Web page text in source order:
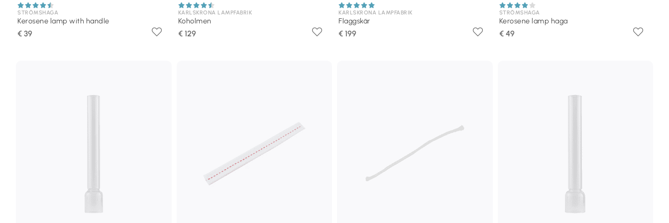
STRÖMSHAGA
Kerosene lamp with handle
€ 39
KARLSKRONA LAMPFABRIK
Koholmen
€ 129
KARLSKRONA LAMPFABRIK
Flaggskär
€ 199
STRÖMSHAGA
Kerosene lamp haga
€ 49